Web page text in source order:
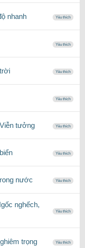
nhanh Yêu thích
Yêu thích
Yêu thích
Yêu thích
tưởng Yêu thích
Yêu thích
nước Yêu thích
nghếch,
Yêu thích
trọng Yêu thích